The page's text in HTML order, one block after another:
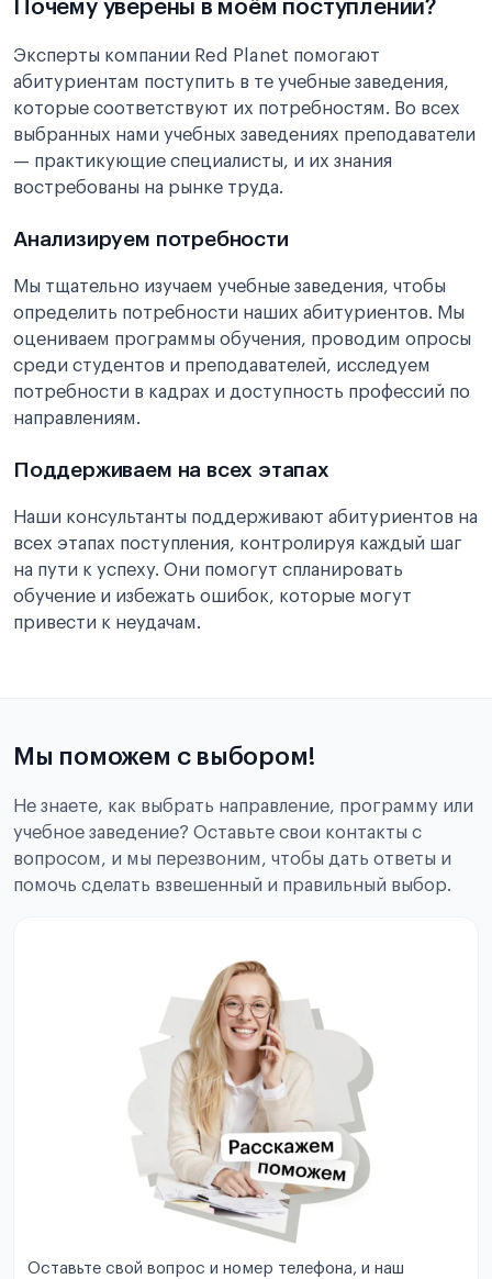
Почему уверены в моём поступлении?
Эксперты компании Red Planet помогают
абитуриентам поступить в те учебные заведения,
которые соответствуют их потребностям. Во всех
выбранных нами учебных заведениях преподаватели
— практикующие специалисты, и их знания
востребованы на рынке труда.
Анализируем потребности
Мы тщательно изучаем учебные заведения, чтобы
определить потребности наших абитуриентов. Мы
оцениваем программы обучения, проводим опросы
среди студентов и преподавателей, исследуем
потребности в кадрах и доступность профессий по
направлениям.
Поддерживаем на всех этапах
Наши консультанты поддерживают абитуриентов на
всех этапах поступления, контролируя каждый шаг
на пути к успеху. Они помогут спланировать
обучение и избежать ошибок, которые могут
привести к неудачам.
Мы поможем с выбором!
Не знаете, как выбрать направление, программу или
учебное заведение? Оставьте свои контакты с
вопросом, и мы перезвоним, чтобы дать ответы и
помочь сделать взвешенный и правильный выбор.
Оставьте свой вопрос и номер телефона, и наш